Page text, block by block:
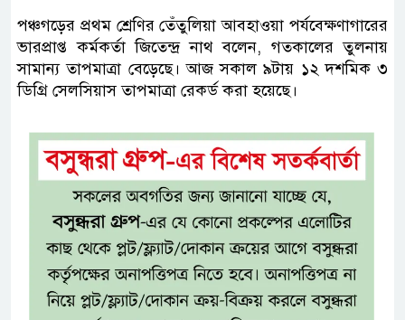
পঞ্চগড়ের প্রথম শ্রেণির তেঁতুলিয়া আবহাওয়া পর্যবেক্ষণাগারের
ভারপ্রাপ্ত কর্মকর্তা জিতেন্দ্র নাথ বলেন, গতকালের তুলনায়
সামান্য তাপমাত্রা বেড়েছে। আজ সকাল ৯টায় ১২ দশমিক ৩
ডিগ্রি সেলসিয়াস তাপমাত্রা রেকর্ড করা হয়েছে।